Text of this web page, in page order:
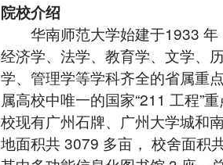
院校介绍
华南师范大学始建于1933 年
经济学、法学、教育学、文学、
学、管理学等学科齐全的省属重
属高校中唯一的国家“211 工程”
校现有广州石牌、广州大学城和
地面积共 3079 多亩， 校舍面积